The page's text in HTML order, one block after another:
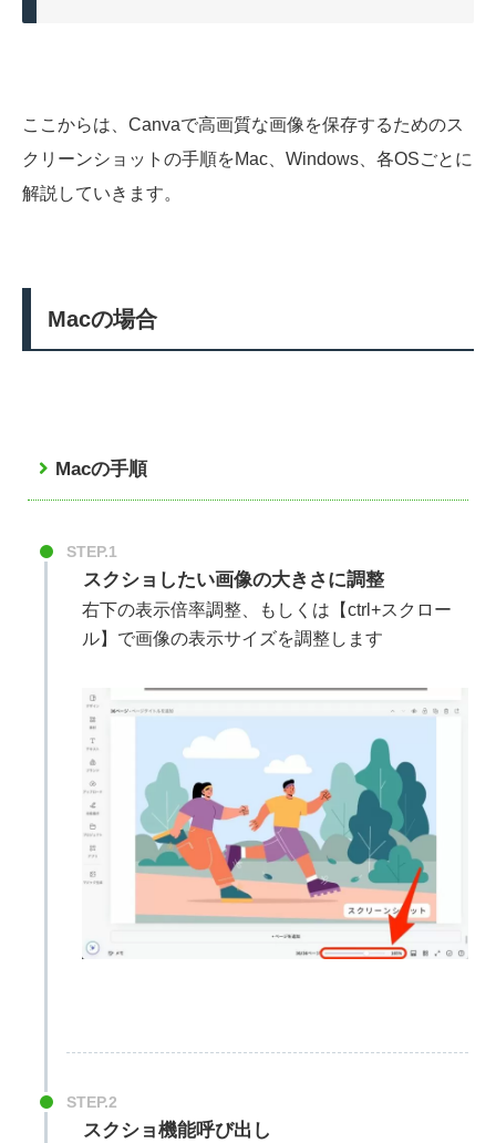
ここからは、Canvaで高画質な画像を保存するためのス
クリーンショットの手順をMac、Windows、各OSごとに
解説していきます。
Macの場合
Macの手順
STEP.1
スクショしたい画像の大きさに調整
右下の表示倍率調整、もしくは【ctrl+スクロー
ル】で画像の表示サイズを調整します
STEP.2
スクショ機能呼び出し